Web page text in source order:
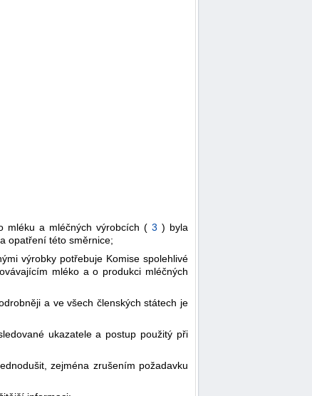
mléku a mléčných výrobcích ( 3 ) byla
opatření této směrnice;
výrobky potřebuje Komise spolehlivé
mléko a o produkci mléčných
a ve všech členských státech je
ukazatele a postup použitý při
zejména zrušením požadavku